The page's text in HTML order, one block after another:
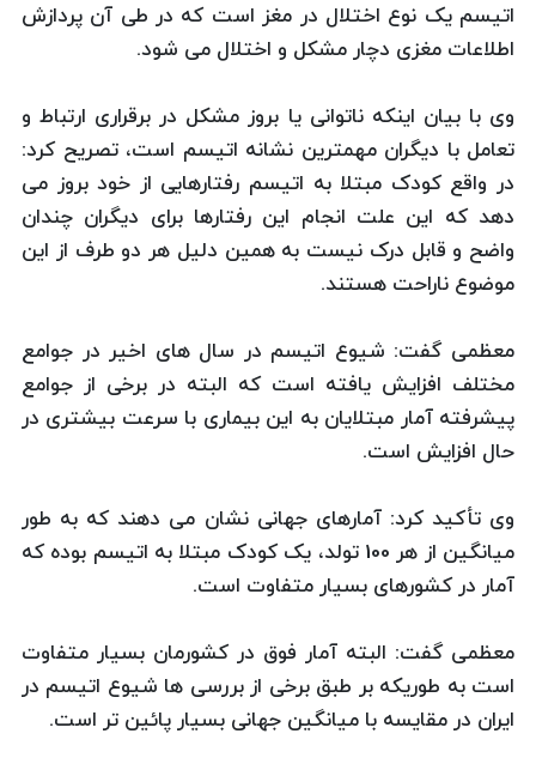
اتیسم یک نوع اختلال در مغز است که در طی آن پردازش
اطلاعات مغزی دچار مشکل و اختلال می شود.
وی با بیان اینکه ناتوانی یا بروز مشکل در برقراری ارتباط و
تعامل با دیگران مهمترین نشانه اتیسم است، تصریح کرد:
در واقع کودک مبتلا به اتیسم رفتارهایی از خود بروز می
دهد که این علت انجام این رفتارها برای دیگران چندان
واضح و قابل درک نیست به همین دلیل هر دو طرف از این
موضوع ناراحت هستند.
معظمی گفت: شیوع اتیسم در سال های اخیر در جوامع
مختلف افزایش یافته است که البته در برخی از جوامع
پیشرفته آمار مبتلایان به این بیماری با سرعت بیشتری در
حال افزایش است.
وی تأکید کرد: آمارهای جهانی نشان می دهند که به طور
میانگین از هر 100 تولد، یک کودک مبتلا به اتیسم بوده که
آمار در کشورهای بسیار متفاوت است.
معظمی گفت: البته آمار فوق در کشورمان بسیار متفاوت
است به طوریکه بر طبق برخی از بررسی ها شیوع اتیسم در
ایران در مقایسه با میانگین جهانی بسیار پائین تر است.